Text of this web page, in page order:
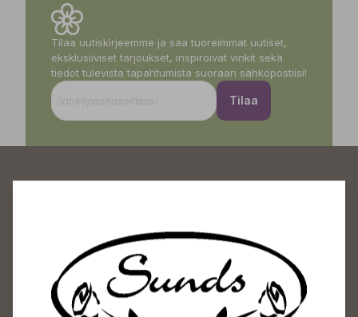
Tilaa uutiskirjeemme ja saa tuoreimmat uutiset,
eksklusiiviset tarjoukset, inspiroivat vinkit sekä
tiedot tulevista tapahtumista suoraan sähköpostiisi!
Tilaa
Sundin Puutarhakeskus
Avoinna